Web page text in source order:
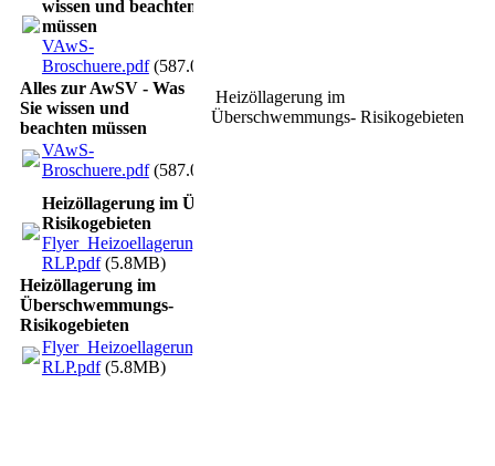
wissen und beachten
müssen
VAwS-
Broschuere.pdf(587.03KB)
Alles zur AwSV - Was
Sie wissen und
beachten müssen
VAwS-
Broschuere.pdf(587.03KB)
Heizöllagerung im
Überschwemmungs- Risikogebieten
Heizöllagerung im Überschwemmungs-
Risikogebieten
Flyer_Heizoellagerung_im_Ueberschwemmungsgebiet-
RLP.pdf(5.8MB)
Heizöllagerung im
Überschwemmungs-
Risikogebieten
Flyer_Heizoellagerung_im_Ueberschwemmungsgebiet-
RLP.pdf(5.8MB)